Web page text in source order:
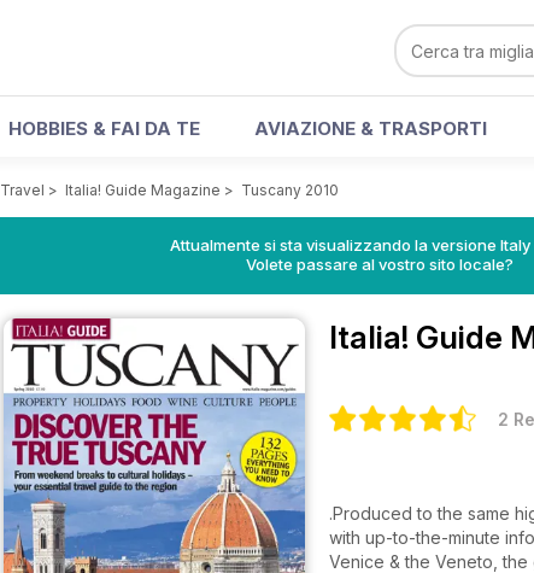
HOBBIES & FAI DA TE AVIAZIONE & TRASPORTI
Travel > Italia! Guide Magazine > Tuscany 2010
Attualmente si sta visualizzando la versione Italy
Volete passare al vostro sito locale?
Italia! Guide
2
.Produced to the same
with up-to-the-minute
Venice & the Veneto,